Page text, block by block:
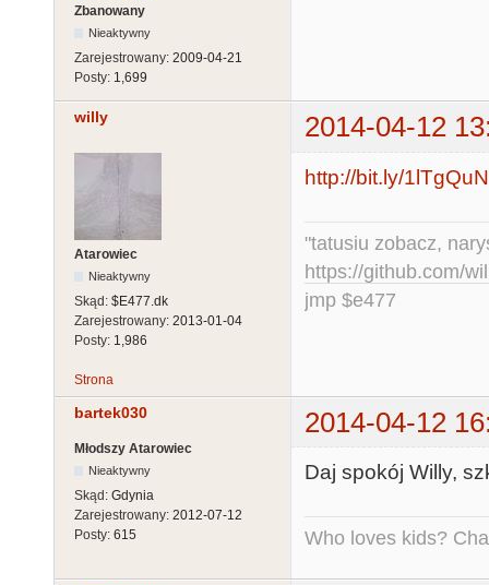
Zbanowany
Nieaktywny
Zarejestrowany: 2009-04-21
Posty: 1,699
willy 2014-04-12
Atarowiec
Nieaktywny
Skąd: $E477.dk
Zarejestrowany: 2013-01-04
Posty: 1,986
http://bit.ly/1lTgQuN
"tatusiu zobacz,
https://github.com/
jmp $e477
Strona
bartek030 2014-04-12
Młodszy Atarowiec
Nieaktywny
Skąd: Gdynia
Zarejestrowany: 2012-07-12
Posty: 615
Daj spokój Willy,
Who loves kids?